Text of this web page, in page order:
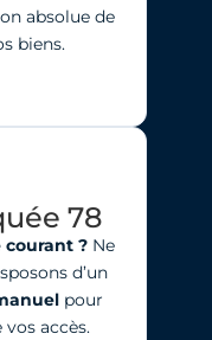
absolue de
biens.
78
courant ? Ne
d’un
pour
accès.